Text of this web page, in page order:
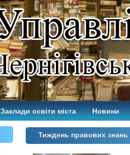
Заклади освіти міста Новини
Тиждень правових